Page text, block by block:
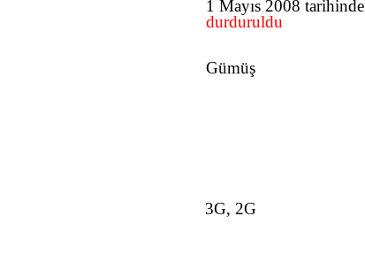
1 Mayıs 2008 tarihinde
durduruldu
Gümüş
3G, 2G